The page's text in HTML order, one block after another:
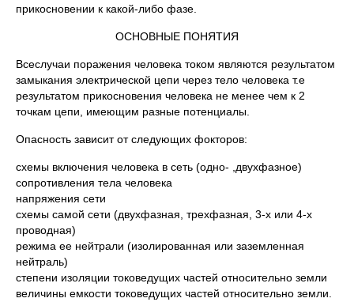
прикосновении к какой-либо фазе.
ОСНОВНЫЕ ПОНЯТИЯ
Всеслучаи поражения человека током являются результатом
замыкания электрической цепи через тело человека т.е
результатом прикосновения человека не менее чем к 2
точкам цепи, имеющим разные потенциалы.
Опасность зависит от следующих фокторов:
схемы включения человека в сеть (одно- ,двухфазное)
сопротивления тела человека
напряжения сети
схемы самой сети (двухфазная, трехфазная, 3-х или 4-х
проводная)
режима ее нейтрали (изолированная или заземленная
нейтраль)
степени изоляции токоведущих частей относительно земли
величины емкости токоведущих частей относительно земли.